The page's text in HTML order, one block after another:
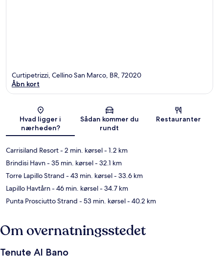
Kort
Curtipetrizzi, Cellino San Marco, BR, 72020
Åbn kort
Hvad ligger i
nærheden?
Sådan kommer du
rundt
Restauranter
Carrisiland Resort- 2 min. kørsel- 1.2 km
Brindisi Havn- 35 min. kørsel- 32.1 km
Torre Lapillo Strand - 43 min. kørsel- 33.6 km
Lapillo Havtårn- 46 min. kørsel- 34.7 km
Punta Prosciutto Strand - 53 min. kørsel- 40.2 km
Om overnatningsstedet
Tenute Al Bano